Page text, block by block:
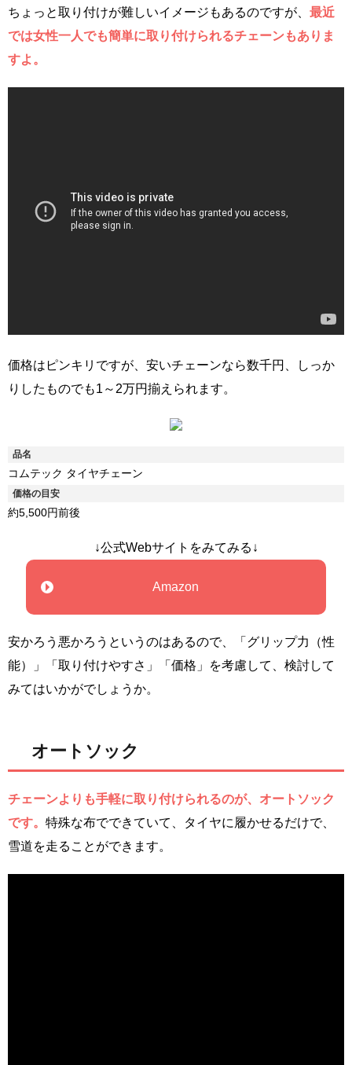
ちょっと取り付けが難しいイメージもあるのですが、 最近
では女性一人でも簡単に取り付けられるチェーンもありま
すよ。
価格はピンキリですが、安いチェーンなら数千円、しっか
りしたものでも1～2万円揃えられます。
品名
コムテック タイヤチェーン
価格の目安
約5,500円前後
↓公式Webサイトをみてみる↓
Amazon
安かろう悪かろうというのはあるので、「グリップ力（性
能）」「取り付けやすさ」「価格」を考慮して、検討して
みてはいかがでしょうか。
オートソック
チェーンよりも手軽に取り付けられるのが、オートソック
です。 特殊な布でできていて、タイヤに履かせるだけで、
雪道を走ることができます。